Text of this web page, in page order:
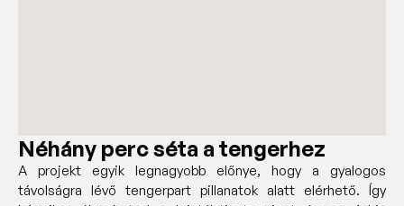
Néhány perc séta a tengerhez
A projekt egyik legnagyobb előnye, hogy a gyalogos
távolságra lévő tengerpart pillanatok alatt elérhető. Így